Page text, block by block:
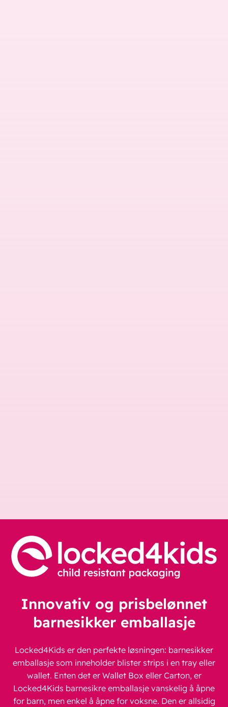
Innovativ og prisbelønnet
barnesikker emballasje
Locked4Kids er den perfekte løsningen: barnesikker
emballasje som inneholder blister strips i en tray eller
wallet. Enten det er Wallet Box eller Carton, er
Locked4Kids barnesikre emballasje vanskelig å åpne
for barn, men enkel å åpne for voksne. Den er allsidig